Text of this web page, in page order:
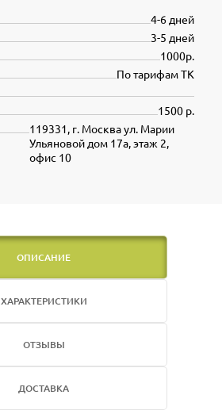
4-6 дней
3-5 дней
1000р.
По тарифам ТК
1500 р.
119331, г. Москва ул. Марии
Ульяновой дом 17а, этаж 2,
офис 10
ОПИСАНИЕ
ХАРАКТЕРИСТИКИ
ОТЗЫВЫ
ДОСТАВКА